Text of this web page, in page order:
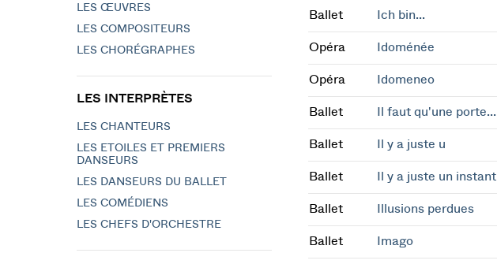
Ballet Ich bin...
Opéra Idoménée
Opéra Idomeneo
Ballet Il faut qu'une porte...
Ballet Il y a juste u
Ballet Il y a juste un instant
Ballet Illusions perdues
Ballet Imago
LES ŒUVRES
LES COMPOSITEURS
LES CHORÉGRAPHES
LES INTERPRÈTES
LES CHANTEURS
LES ETOILES ET PREMIERS
DANSEURS
LES DANSEURS DU BALLET
LES COMÉDIENS
LES CHEFS D'ORCHESTRE